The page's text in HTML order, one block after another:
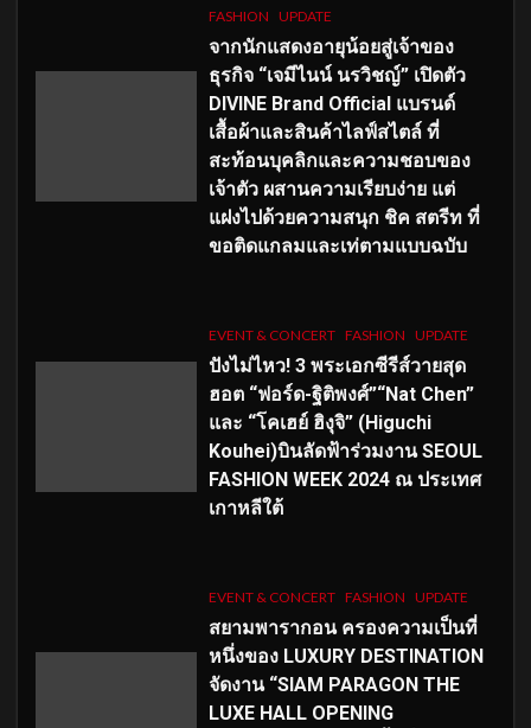
FASHION UPDATE
จากนักแสดงอายุน้อยสู่เจ้าของ
ธุรกิจ “เจมีไนน์ นรวิชญ์” เปิดตัว
DIVINE Brand Official แบรนด์
เสื้อผ้าและสินค้าไลฟ์สไตล์ ที่
สะท้อนบุคลิกและความชอบของ
เจ้าตัว ผสานความเรียบง่าย แต่
แฝงไปด้วยความสนุก ชิค สตรีท ที่
ขอติดแกลมและเท่ตามแบบฉบับ
EVENT & CONCERT FASHION UPDATE
ปังไม่ไหว! 3 พระเอกซีรีส์วายสุด
ฮอต “ฟอร์ด-ฐิติพงศ์”“Nat Chen”
และ “โคเฮย์ ฮิงุจิ” (Higuchi
Kouhei)บินลัดฟ้าร่วมงาน SEOUL
FASHION WEEK 2024 ณ ประเทศ
เกาหลีใต้
EVENT & CONCERT FASHION UPDATE
สยามพารากอน ครองความเป็นที่
หนึ่งของ LUXURY DESTINATION
จัดงาน “SIAM PARAGON THE
LUXE HALL OPENING